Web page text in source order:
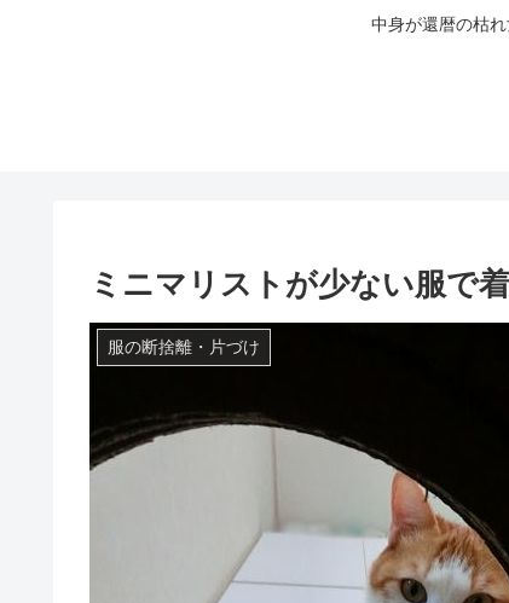
中身が還暦の枯
ミニマリストが少ない服で
服の断捨離・片づけ